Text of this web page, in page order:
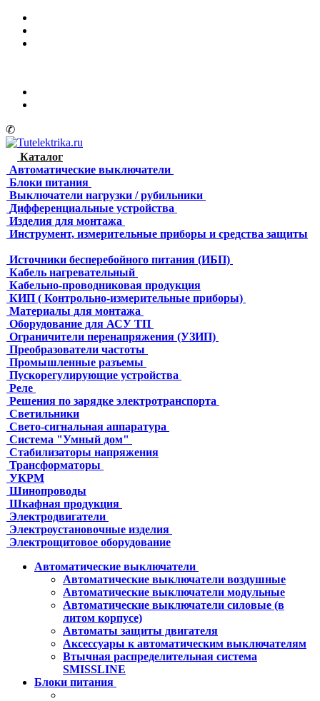
✆
Каталог
Автоматические выключатели
Блоки питания
Выключатели нагрузки / рубильники
Дифференциальные устройства
Изделия для монтажа
Инструмент, измерительные приборы и средства защиты
Источники бесперебойного питания (ИБП)
Кабель нагревательный
Кабельно-проводниковая продукция
КИП ( Контрольно-измерительные приборы)
Материалы для монтажа
Оборудование для АСУ ТП
Ограничители перенапряжения (УЗИП)
Преобразователи частоты
Промышленные разъемы
Пускорегулирующие устройства
Реле
Решения по зарядке электротранспорта
Светильники
Свето-сигнальная аппаратура
Система "Умный дом"
Стабилизаторы напряжения
Трансформаторы
УКРМ
Шинопроводы
Шкафная продукция
Электродвигатели
Электроустановочные изделия
Электрощитовое оборудование
Автоматические выключатели
Автоматические выключатели воздушные
Автоматические выключатели модульные
Автоматические выключатели силовые (в
литом корпусе)
Автоматы защиты двигателя
Аксессуары к автоматическим выключателям
Втычная распределительная система
SMISSLINE
Блоки питания